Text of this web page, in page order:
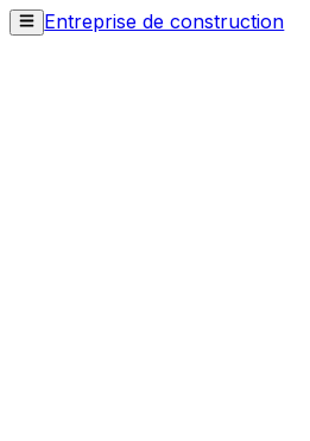
Entreprise de construction